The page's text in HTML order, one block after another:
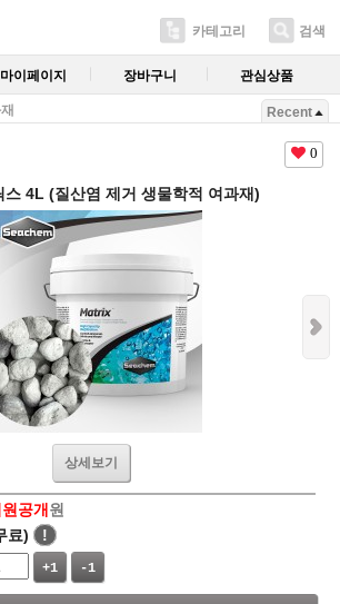
카테고리 검색
마이페이지 장바구니 관심상품
Recent
0
스 4L (질산염 제거 생물학적 여과재)
상세보기
공개 원
료)
!
+1 -1